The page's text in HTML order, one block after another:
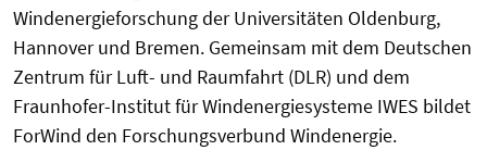
Windenergieforschung der Universitäten Oldenburg,
Hannover und Bremen. Gemeinsam mit dem Deutschen
Zentrum für Luft- und Raumfahrt (DLR) und dem
Fraunhofer-Institut für Windenergiesysteme IWES bildet
ForWind den Forschungsverbund Windenergie.